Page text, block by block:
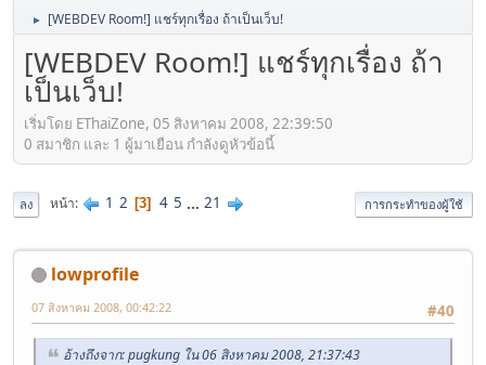
► [WEBDEV Room!] แชร์ทุกเรื่อง ถ้าเป็นเว็บ!
[WEBDEV Room!] แชร์ทุกเรื่อง ถ้า
เป็นเว็บ!
เริ่มโดย EThaiZone, 05 สิงหาคม 2008, 22:39:50
0 สมาชิก และ 1 ผู้มาเยือน กำลังดูหัวข้อนี้
ลง หน้า 1 2 3 4 5 ... 21 การกระทำของผู้ใช้
lowprofile
#40
07 สิงหาคม 2008, 00:42:22
อ้างถึงจาก: pugkung ใน 06 สิงหาคม 2008, 21:37:43